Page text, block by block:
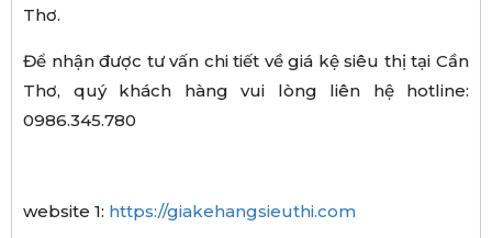
Thơ.
Để nhận được tư vấn chi tiết về giá kệ siêu thị tại Cần
Thơ, quý khách hàng vui lòng liên hệ hotline:
0986.345.780
website 1: https://giakehangsieuthi.com